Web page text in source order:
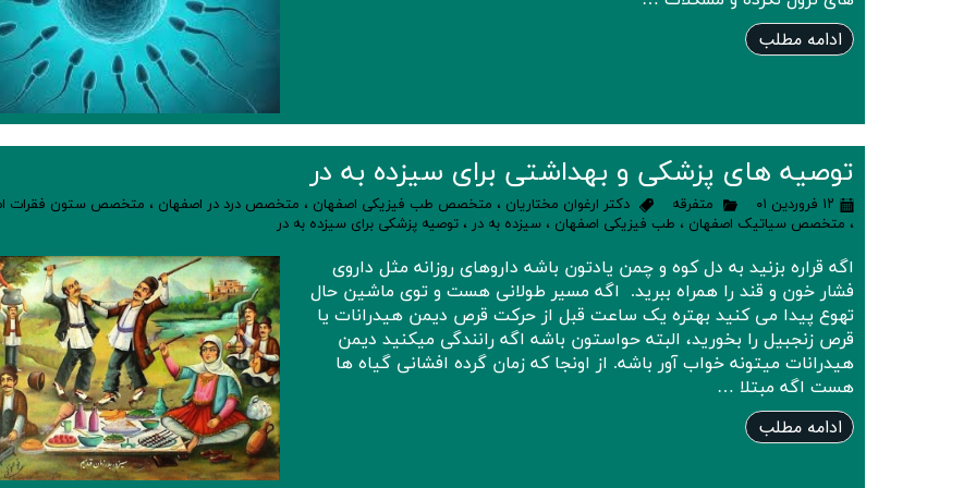
ادامه مطلب
توصیه های پزشکی و بهداشتی برای سیزده به در
۱۲ فروردین ۰۱ متفرقه دکتر ارغوان مختاریان ، متخصص طب فیزیکی اصفهان ، متخصص درد در اصفهان ، متخصص ستون فقرات
، متخصص سیاتیک اصفهان ، طب فیزیکی اصفهان ، سیزده به در ، توصیه پزشکی برای سیزده به در
اگه قراره بزنید به دل کوه و چمن یادتون باشه داروهای روزانه مثل داروی
فشار خون و قند را همراه ببرید. اگه مسیر طولانی هست و توی ماشین حال
تهوع پیدا می کنید بهتره یک ساعت قبل از حرکت قرص دیمن هیدرانات یا
قرص زنجبیل را بخورید، البته حواستون باشه اگه رانندگی میکنید دیمن
هیدرانات میتونه خواب آور باشه. از اونجا که زمان گرده افشانی گیاه ها
هست اگه مبتلا …
ادامه مطلب